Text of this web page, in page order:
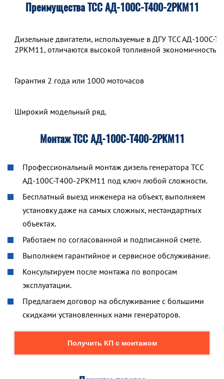
Преимущества ТСС АД-100С-Т400-2РКМ11
Дизельные двигатели, используемые в ДГУ ТСС АД-100С-
2РКМ11, отличаются высокой топливной экономичностью.
Гарантия 2 года или 1000 моточасов
Широкий модельный ряд.
Монтаж ТСС АД-100С-Т400-2РКМ11
Профессиональный монтаж дизель генератора ТСС
АД-100С-Т400-2РКМ11 под ключ любой сложности.
Бесплатный выезд инженера на объект, выполняем
установку даже на самых сложных, нестандартных
объектах.
Работаем по согласованной и подписанной смете.
Выполняем гарантийное и сервисное обслуживание.
Консультируем после монтажа по вопросам
эксплуатации.
Предлагаем договор на обслуживание с большими
скидками установленных нами генераторов.
Получить КП с монтажом